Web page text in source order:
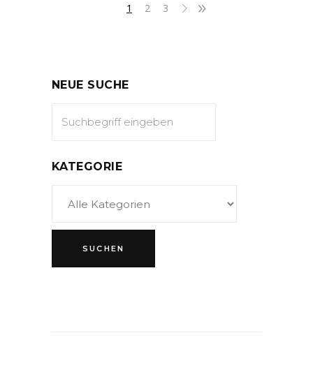
1 2 3
NEUE SUCHE
KATEGORIE